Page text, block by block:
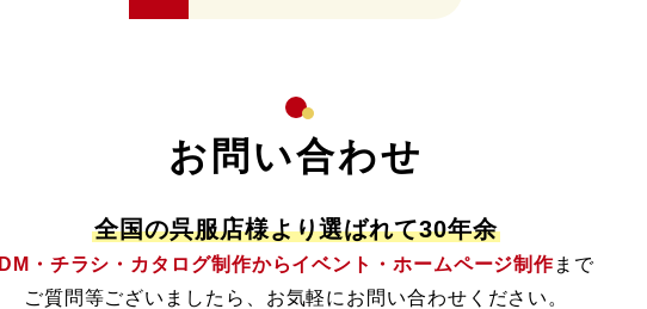
お問い合わせ
全国の呉服店様より選ばれて30年余
DM・チラシ・カタログ制作からイベント・ ホームページ制作まで
ご質問等ございましたら、 お気軽にお問い合わせください。